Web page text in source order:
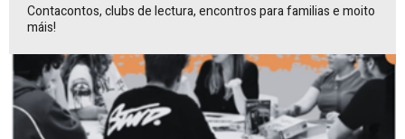
Contacontos, clubs de lectura, encontros para familias e moito
máis!